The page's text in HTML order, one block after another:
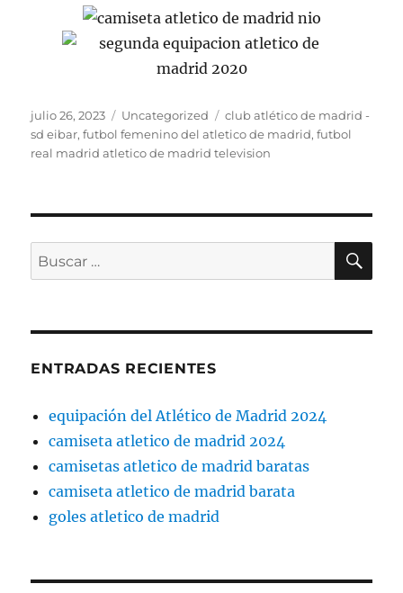
Publicado
el
julio 26, 2023 Categorías
Uncategorized Etiquetas
club atlético de madrid -
sd eibar,futbol femenino del atletico de madrid,futbol
real madrid atletico de madrid television
Buscar
por:
ENTRADAS RECIENTES
equipación del Atlético de Madrid 2024
camiseta atletico de madrid 2024
camisetas atletico de madrid baratas
camiseta atletico de madrid barata
goles atletico de madrid